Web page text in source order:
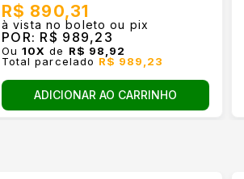
R$ 890,31
à vista no boleto ou pix
POR: R$ 989,23
Ou10X de R$ 98,92
Total parcelado R$ 989,23
ADICIONAR AO CARRINHO